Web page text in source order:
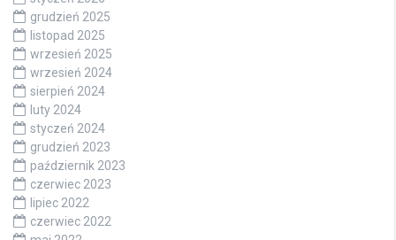
grudzień 2025
listopad 2025
wrzesień 2025
wrzesień 2024
sierpień 2024
luty 2024
styczeń 2024
grudzień 2023
październik 2023
czerwiec 2023
lipiec 2022
czerwiec 2022